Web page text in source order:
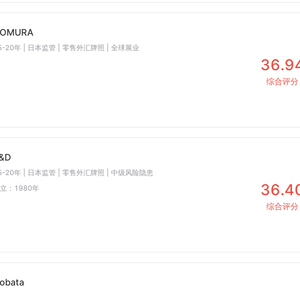
20年 | 日本监管 | 零售外汇牌照 | 全球展业
综合评分
20年 | 日本监管 | 零售外汇牌照 | 中级风险隐患
： 1980年
综合评分